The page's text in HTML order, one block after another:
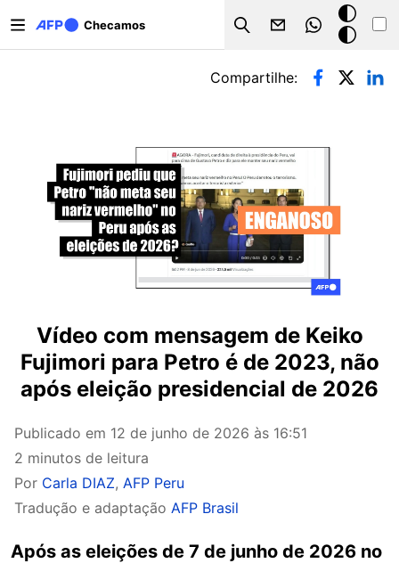
Checamos
Search
Modo
escuro
Abas primárias
Compartilhe:
Vídeo com mensagem de Keiko
Fujimori para Petro é de 2023, não
após eleição presidencial de 2026
Publicado em 12 de junho de 2026 às 16:51
2 minutos de leitura
Por Carla DIAZ, AFP Peru
Tradução e adaptação AFP Brasil
Após as eleições de 7 de junho de 2026 no